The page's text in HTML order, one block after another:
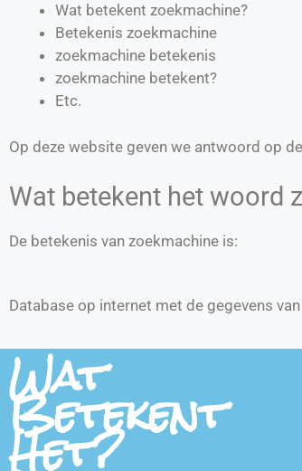
Wat betekent zoekmachine?
Betekenis zoekmachine
zoekmachine betekenis
zoekmachine betekent?
Etc.
Op deze website geven we antwoord op
Wat betekent het woord
De betekenis van zoekmachine is:
Database op internet met de gegevens
Wat
Betekent
Het?